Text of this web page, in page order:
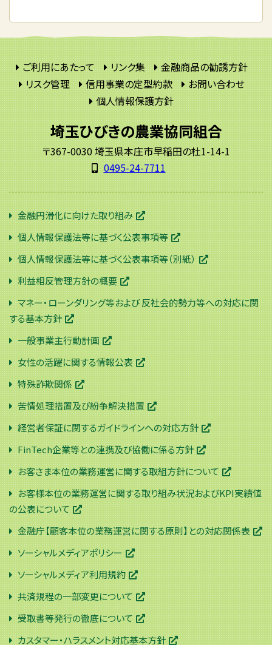
ご利用にあたって リンク集
金融商品の勧誘方針
リスク管理
信用事業の定型約款
お問い合わせ
個人情報保護方針
埼玉ひびきの農業協同組合
〒367-0030 埼玉県本庄市早稲田の杜1-14-1
0495-24-7711
金融円滑化に向けた取り組み
個人情報保護法等に基づく公表事項等
個人情報保護法等に基づく公表事項等（別紙）
利益相反管理方針の概要
マネー・ローンダリング等および 反社会的勢力等への対応に関
する基本方針
一般事業主行動計画
女性の活躍に関する情報公表
特殊詐欺関係
苦情処理措置及び紛争解決措置
経営者保証に関するガイドラインへの対応方針
FinTech企業等との連携及び協働に係る方針
お客さま本位の業務運営に関する取組方針について
お客様本位の業務運営に関する取り組み状況およびKPI実績値
の公表について
金融庁【顧客本位の業務運営に関する原則】との対応関係表
ソーシャルメディアポリシー
ソーシャルメディア利用規約
共済規程の一部変更について
受取書等発行の徹底について
カスタマー・ハラスメント対応基本方針